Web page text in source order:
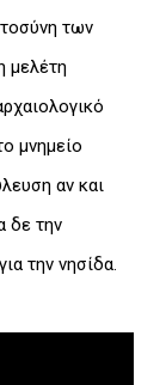
των
μελέτη
μνημείο
αν και
δε την
την νησίδα.